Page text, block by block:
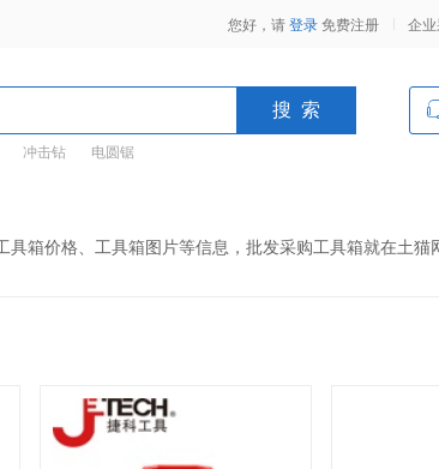
您好，请 登录 免费注册 企业
冲击钻 电圆锯
箱价格、工具箱图片等信息，批发采购工具箱就在土猫